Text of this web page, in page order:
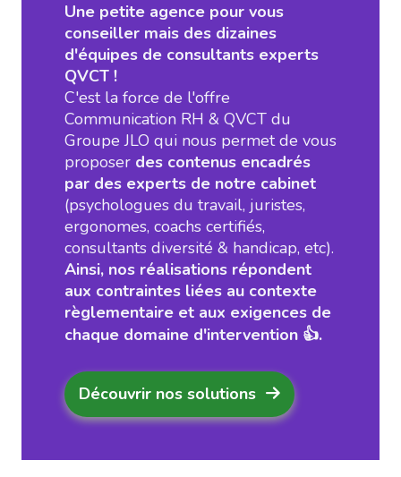
Une petite agence pour vous
conseiller mais des dizaines
d'équipes de consultants experts
QVCT !
C'est la force de l'offre
Communication RH & QVCT du
Groupe JLO qui nous permet de vous
proposer des contenus encadrés
par des experts de notre cabinet
(psychologues du travail, juristes,
ergonomes, coachs certifiés,
consultants diversité & handicap, etc).
Ainsi, nos réalisations répondent
aux contraintes liées au contexte
règlementaire et aux exigences de
chaque domaine d'intervention 👍.
Découvrir nos solutions